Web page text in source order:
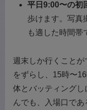
平日9:00〜の初
歩けます。写真
も適した時間帯
週末しか行くこと
をずらし、15時〜
体とバッティング
んでも、入場口で